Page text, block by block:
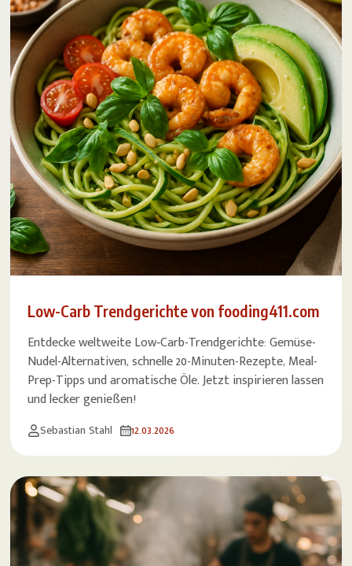
Low-Carb Trendgerichte von fooding411.com
Entdecke weltweite Low‑Carb-Trendgerichte: Gemüse-
Nudel-Alternativen, schnelle 20-Minuten-Rezepte, Meal-
Prep-Tipps und aromatische Öle. Jetzt inspirieren lassen
und lecker genießen!
Sebastian Stahl 12.03.2026